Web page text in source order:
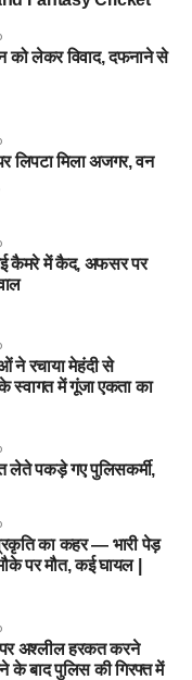
को लेकर विवाद, दफनाने से
लिपटा मिला अजगर, वन
कैमरे में कैद, अफसर पर
ने रचाया मेहंदी से
के स्वागत में गूंजा एकता का
लेते पकड़े गए पुलिसकर्मी,
का कहर — भारी पेड़
पर मौत, कई घायल |
अश्लील हरकत करने
के बाद पुलिस की गिरफ्त में